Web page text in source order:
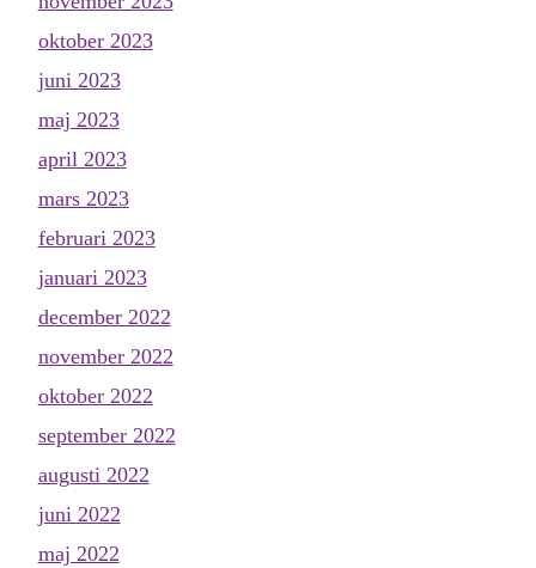
oktober 2023
juni 2023
maj 2023
april 2023
mars 2023
februari 2023
januari 2023
december 2022
november 2022
oktober 2022
september 2022
augusti 2022
juni 2022
maj 2022